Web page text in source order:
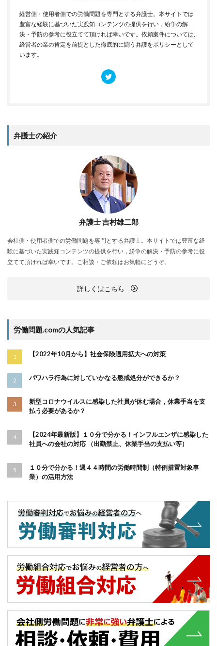
経営側・使用者側での労働問題を専門とする弁護士。本サイトでは
豊富な経験に基づいた実践知コンテンツの提供を行い，紛争の解
決・予防の参考に役立てて頂ければ幸いです。依頼案件については,
経営者の業の肯定を前提とした徹底的に闘う弁護をポリシーとして
います。
弁護士の紹介
弁護士 吉村雄二郎
会社側・使用者側での労働問題を専門とする弁護士。本サイトでは豊富な経
験に基づいた実践知コンテンツの提供を行い，紛争の解決・予防の参考に役
立てて頂ければ幸いです。ご相談・ご依頼はお気軽にどうぞ。
詳しくはこちら
労働問題.comの人気記事
【2022年10月から】社会保険適用拡大への対策
パワハラ行為に対していかなる懲戒処分ができるか？
新型コロナウイルスに感染した社員が休む場合，休業手当を支
払う必要があるか？
【2024年最新版】１０分で分かる！インフルエンザに感染した
社員への会社の対応 （出勤禁止、休業手当の支払い等）
１０分で分かる！週４４時間の労働時間制（特例措置対象事
業）の活用方法